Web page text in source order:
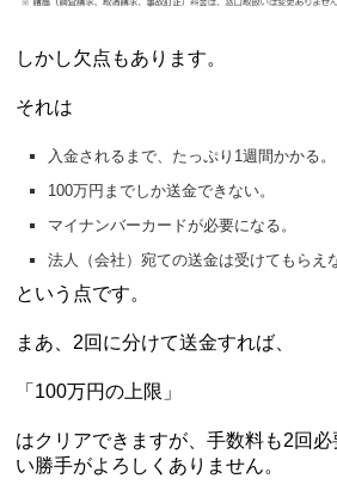
しかし欠点もあります。
それは
入金されるまで、たっぷり1週間かかる。
100万円までしか送金できない。
マイナンバーカードが必要になる。
法人（会社）宛ての送金は受けてもらえ
という点です。
まあ、2回に分けて送金すれば、
「100万円の上限」
はクリアできますが、手数料も2回
い勝手がよろしくありません。